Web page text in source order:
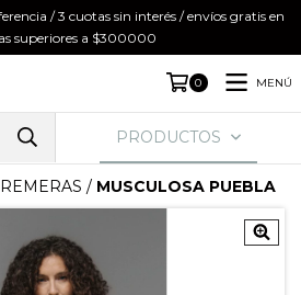
/ 3 cuotas sin interés / envíos gratis en
superiores a $300000
0 MENÚ
PRODUCTOS
REMERAS / MUSCULOSA PUEBLA